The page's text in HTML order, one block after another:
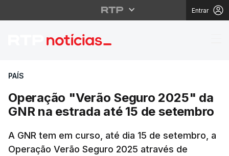
Entrar
Operação "Verão
PAÍS
Operação "Verão Seguro 2025" da
GNR na estrada até 15 de setembro
A GNR tem em curso, até dia 15 de setembro, a
Operação Verão Seguro 2025 através de